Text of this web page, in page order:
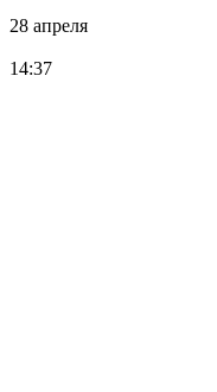
28 апреля
14:37